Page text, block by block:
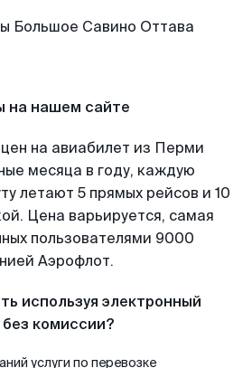
на нашем сайте
на авиабилет из Перми
месяца в году, каждую
летают 5 прямых рейсов и 10
Цена варьируется, самая
пользователями 9000
Аэрофлот.
используя электронный
комиссии?
услуги по перевозке